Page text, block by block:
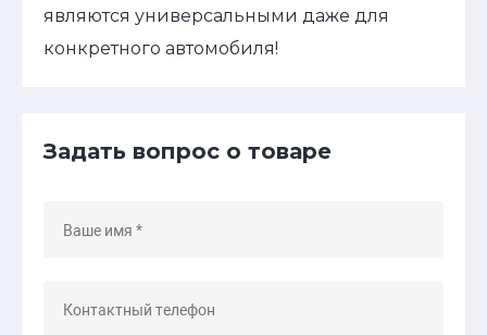
являются универсальными даже для
конкретного автомобиля!
Задать вопрос о товаре